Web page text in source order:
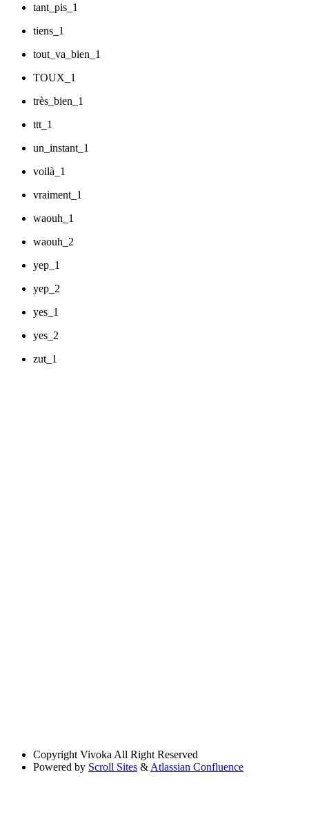
tant_pis_1
tiens_1
tout_va_bien_1
TOUX_1
très_bien_1
ttt_1
un_instant_1
voilà_1
vraiment_1
waouh_1
waouh_2
yep_1
yep_2
yes_1
yes_2
zut_1
Copyright Vivoka All Right Reserved
Powered by Scroll Sites & Atlassian Confluence